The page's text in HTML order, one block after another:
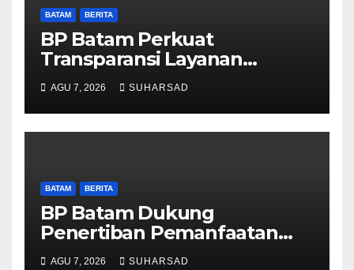
BATAM BERITA
BP Batam Perkuat
Transparansi Layanan
Pertanahan, Alokasi Tanah
Reguler Segera Hadir Melalui
LMS
AGU 7, 2026 SUHARSAD
BATAM BERITA
BP Batam Dukung
Penertiban Pemanfaatan
Ruang Laut Sesuai
AGU 7, 2026 SUHARSAD